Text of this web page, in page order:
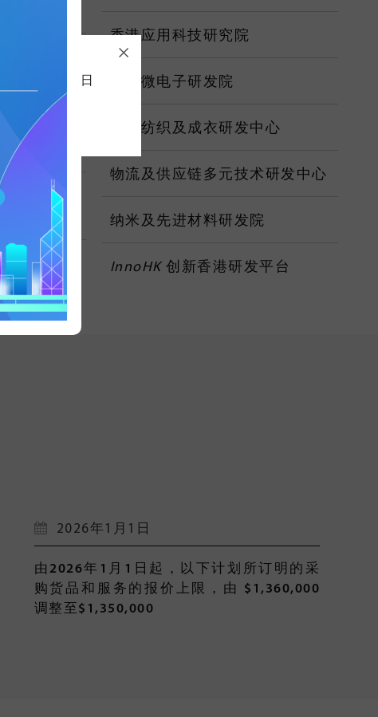
合作
研发资助
香港应用科技研究院
香港微电子研发院
香港纺织及成衣研发中心
物流及供应链多元技术研发中心
纳米及先进材料研发院
InnoHK创新香港研发平台
2026年1月1日
由2026年1月1日起，以下计划所订明的采
购货品和服务的报价上限，由 $1,360,000
调整至$1,350,000
于九月三十日